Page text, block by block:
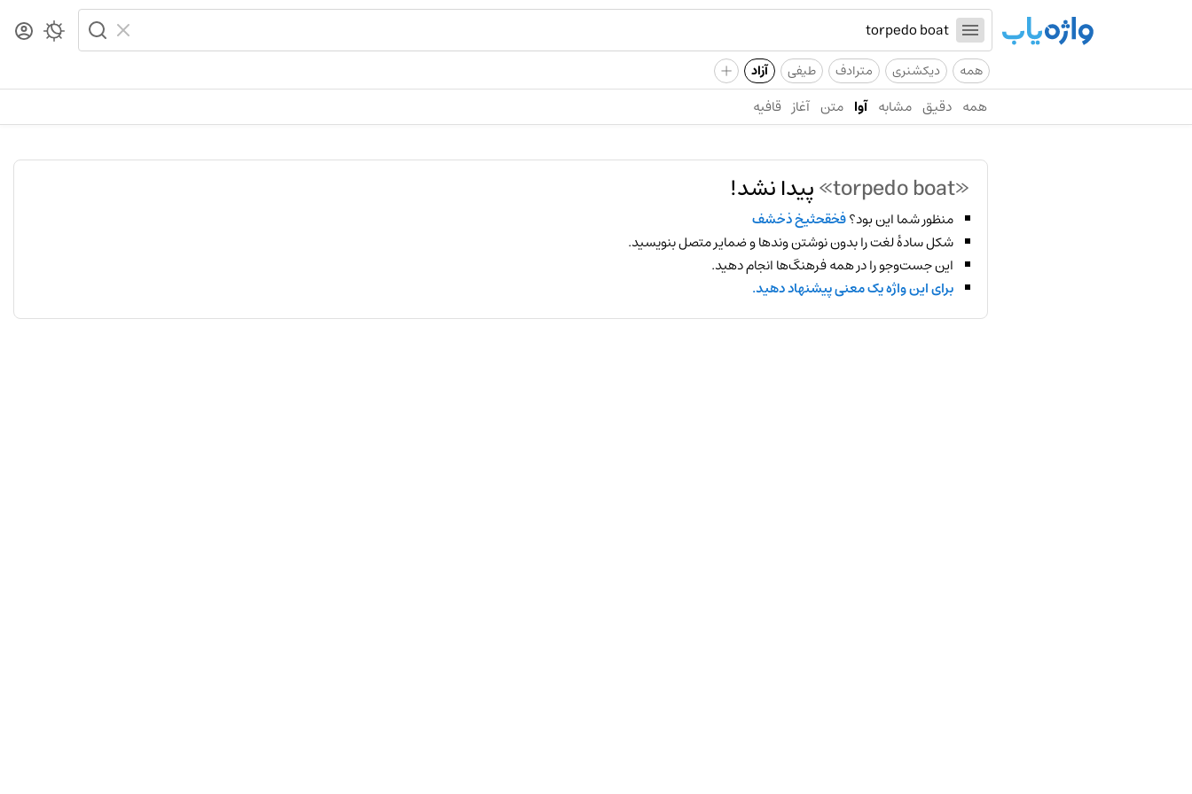
همه دیکشنری مترادف طیفی آزاد +
همه دقیق مشابه آوا متن آغاز قافیه
«torpedo boat» پیدا نشد!
منظور شما این بود؟فخقحثیخ ذخشف
شکل سادهٔ لغت را بدون نوشتن وندها و ضمایر متصل بنویسید.
این جست‌وجو را در همه فرهنگ‌ها انجام دهید.
برای این واژه یک معنی پیشنهاد دهید.